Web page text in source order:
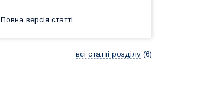
Повна версія статті
всі статті розділу 6